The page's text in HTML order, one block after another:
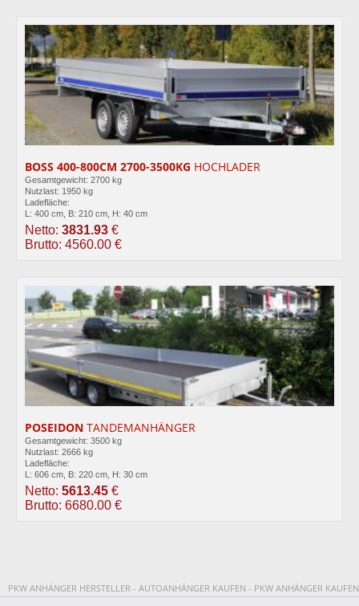
BOSS 400-800CM 2700-3500KG HOCHLADER
Gesamtgewicht: 2700 kg
Nutzlast: 1950 kg
Ladefläche:
L: 400 cm, B: 210 cm, H: 40 cm
Netto: 3831.93 €
Brutto: 4560.00 €
POSEIDON TANDEMANHÄNGER
Gesamtgewicht: 3500 kg
Nutzlast: 2666 kg
Ladefläche:
L: 606 cm, B: 220 cm, H: 30 cm
Netto: 5613.45 €
Brutto: 6680.00 €
PKW ANHÄNGER HERSTELLER - AUTOANHÄNGER KAUFEN - PKW ANHÄNGER KAUFEN